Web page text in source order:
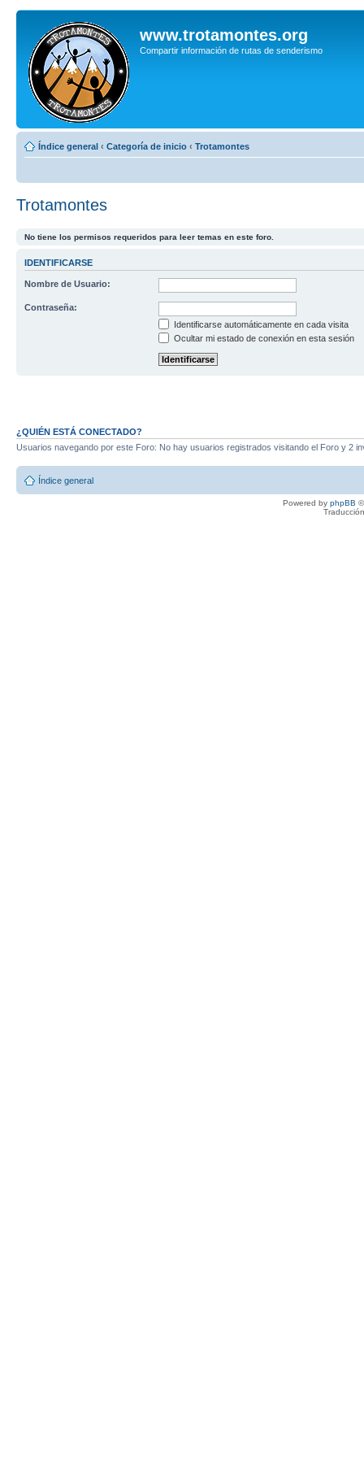
www.trotamontes.org
Compartir información de rutas de senderismo
Índice general ‹ Categoría de inicio ‹ Trotamontes
Trotamontes
No tiene los permisos requeridos para leer temas en este foro.
IDENTIFICARSE
Nombre de Usuario:
Contraseña:
Identificarse automáticamente en cada visita
Ocultar mi estado de conexión en esta sesión
¿QUIÉN ESTÁ CONECTADO?
Usuarios navegando por este Foro: No hay usuarios registrados visitando el Foro y 2
Índice general
Powered by phpBB